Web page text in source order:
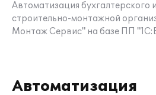
Автоматизация бухгалтерского
строительно-монтажной
Монтаж Сервис" на базе ПП
Автоматизация